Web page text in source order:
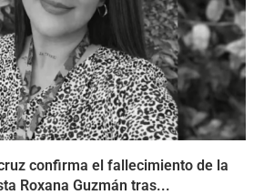
confirma el fallecimiento de la
Roxana Guzmán tras...